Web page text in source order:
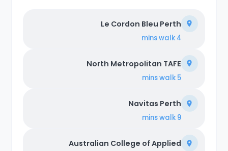
Le Cordon Bleu Perth
4 mins
walk
North Metropolitan TAFE
5 mins
walk
Navitas Perth
9 mins
walk
Australian College of Applied